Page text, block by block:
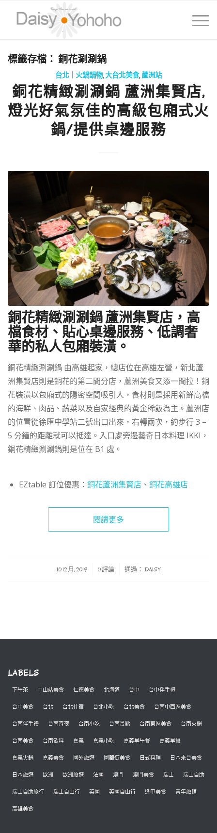
標籤存檔： 銅花涮涮鍋
台北｜火鍋鍋物,大台北美食,蘆洲站
銅花精緻涮涮鍋 蘆洲集賢店,
燈光好氣氛佳的高級包廂式火
鍋/提供桌邊服務
銅花精緻涮涮鍋 蘆洲集賢店，高
檔食材、貼心桌邊服務、低調奢
華的私人包廂裝潢。
銅花精緻涮涮鍋 由高雄起家，總店位在高雄左營，新北蘆
洲集賢店則是銅花的第二間分店，蘆洲美食又添一間拉！銅
花裝潢以包廂式的隱密空間吸引人，食材則是採用新鮮高檔
的海鮮、肉品、蔬菜以及自家經典的黃金稀飯為主。蘆洲店
的位置從徐匯中學站二號出口出來，右轉兩次，約步行 3 –
5 分鐘的距離就可以抵達。入口處旁邊藝奇日本料理 IKKI，
銅花精緻涮涮鍋則是位在 B1 處。
EZtable 訂位優惠： 銅花蘆洲集賢店、 銅花高雄店
閱讀更多
10 12 月, 2019
/ 0 評論 通過： DAISY
LABELS
下午茶 中山站美食 仁德美食 北海道 台中 台中伴手禮
台中美食 台北 台北住宿 台北小吃 台北美食 台南中西區美食
台南伴手禮 台南宵夜 台南小吃 台南景點 台南東區美食 台南火鍋
台南美食 台南飲料 嘉義 嘉義小吃 嘉義早午餐 嘉義早餐
嘉義火鍋 嘉義美食 國外旅遊 國華街美食 日式料理 日本來台美食
日本旅遊 歐洲 歐洲旅遊 法國 澳門 澳門美食 瑞士 瑞士自助
瑞士自助旅行 瑞士自由行 英國 英國自由行 逢甲美食 青年旅館
高雄美食